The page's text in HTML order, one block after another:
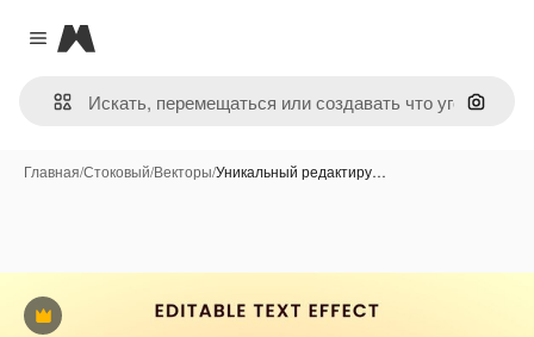
Close menu
Magnific
Поиск
Главная/Стоковый/Векторы/Уникальный редактиру…
Премиум